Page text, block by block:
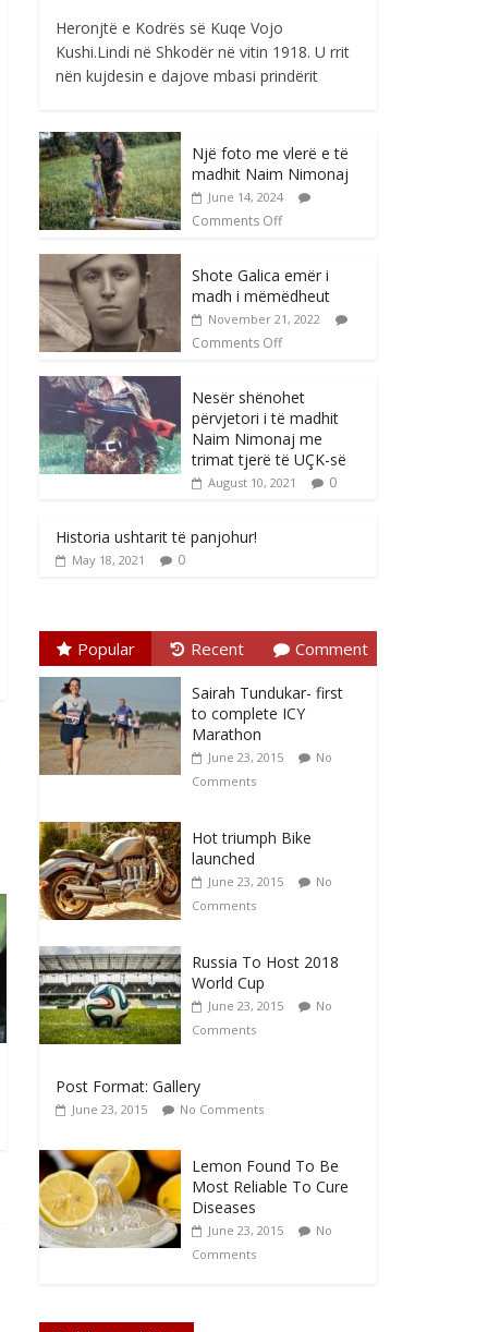
Heronjtë e Kodrës së Kuqe Vojo
Kushi.Lindi në Shkodër në vitin 1918. U rrit
nën kujdesin e dajove mbasi prindërit
Një foto me vlerë e të
madhit Naim Nimonaj
June 14, 2024
Comments Off
Shote Galica emër i
madh i mëmëdheut
November 21, 2022
Comments Off
Nesër shënohet
përvjetori i të madhit
Naim Nimonaj me
trimat tjerë të UÇK-së
August 10, 2021 0
Historia ushtarit të panjohur!
May 18, 2021 0
Popular Recent Comment
Sairah Tundukar- first
to complete ICY
Marathon
June 23, 2015
No
Comments
Hot triumph Bike
launched
June 23, 2015
No
Comments
Russia To Host 2018
World Cup
June 23, 2015
No
Comments
Post Format: Gallery
June 23, 2015 No Comments
Lemon Found To Be
Most Reliable To Cure
Diseases
June 23, 2015
No
Comments